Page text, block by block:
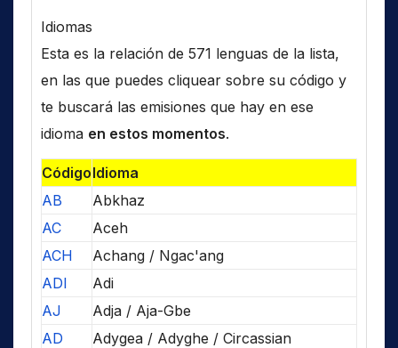
Idiomas
Esta es la relación de 571 lenguas de la lista,
en las que puedes cliquear sobre su código y
te buscará las emisiones que hay en ese
idioma en estos momentos.
CódigoIdioma
AB
Abkhaz
AC
Aceh
ACH
Achang / Ngac'ang
ADI
Adi
AJ
Adja / Aja-Gbe
AD
Adygea / Adyghe / Circassian